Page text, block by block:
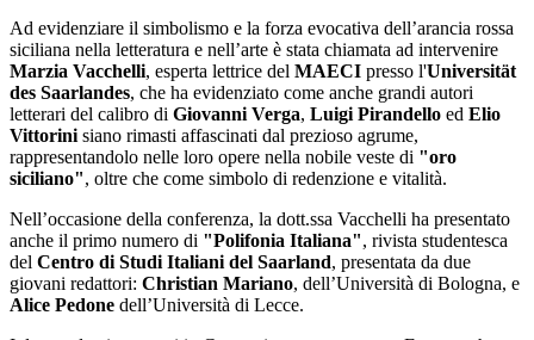
Ad evidenziare il simbolismo e la forza evocativa dell’arancia rossa
siciliana nella letteratura e nell’arte è stata chiamata ad intervenire
Marzia Vacchelli, esperta lettrice del MAECI presso l'Universität
des Saarlandes, che ha evidenziato come anche grandi autori
letterari del calibro di Giovanni Verga, Luigi Pirandello ed Elio
Vittorini siano rimasti affascinati dal prezioso agrume,
rappresentandolo nelle loro opere nella nobile veste di "oro
siciliano", oltre che come simbolo di redenzione e vitalità.
Nell’occasione della conferenza, la dott.ssa Vacchelli ha presentato
anche il primo numero di "Polifonia Italiana", rivista studentesca
del Centro di Studi Italiani del Saarland, presentata da due
giovani redattori: Christian Mariano, dell’Università di Bologna, e
Alice Pedone dell’Università di Lecce.